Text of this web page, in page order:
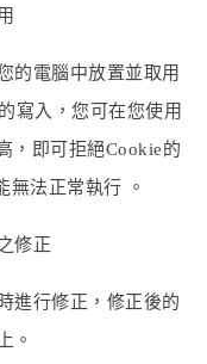
的電腦中放置並取用
寫入，您可在您使用
，即可拒絕Cookie的
無法正常執行 。
修正
進行修正，修正後的
。